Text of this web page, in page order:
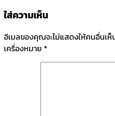
ใส่ความเห็น
อีเมลของคุณจะไม่แสดงให้คนอื่นเห็
เครื่องหมาย *